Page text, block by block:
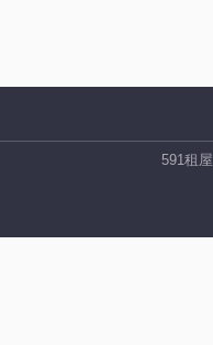
591租屋